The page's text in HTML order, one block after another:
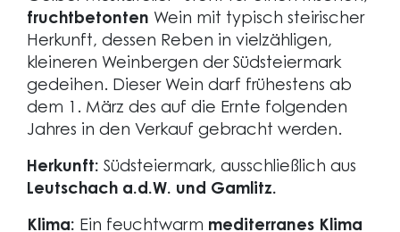
fruchtbetonten Wein mit typisch steirischer
Herkunft, dessen Reben in vielzähligen,
kleineren Weinbergen der Südsteiermark
gedeihen. Dieser Wein darf frühestens ab
dem 1. März des auf die Ernte folgenden
Jahres in den Verkauf gebracht werden.
Herkunft: Südsteiermark, ausschließlich aus
Leutschach a.d.W. und Gamlitz.
Klima: Ein feuchtwarm mediterranes Klima